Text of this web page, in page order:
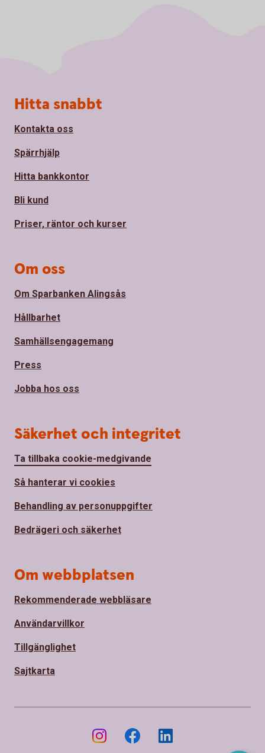
Sidfot
Hitta snabbt
Kontakta oss
Spärrhjälp
Hitta bankkontor
Bli kund
Priser, räntor och kurser
Om oss
Om Sparbanken Alingsås
Hållbarhet
Samhällsengagemang
Press
Jobba hos oss
Säkerhet och integritet
Ta tillbaka cookie-medgivande
Så hanterar vi cookies
Behandling av personuppgifter
Bedrägeri och säkerhet
Om webbplatsen
Rekommenderade webbläsare
Användarvillkor
Tillgänglighet
Sajtkarta